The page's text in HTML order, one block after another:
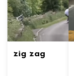
zig zag